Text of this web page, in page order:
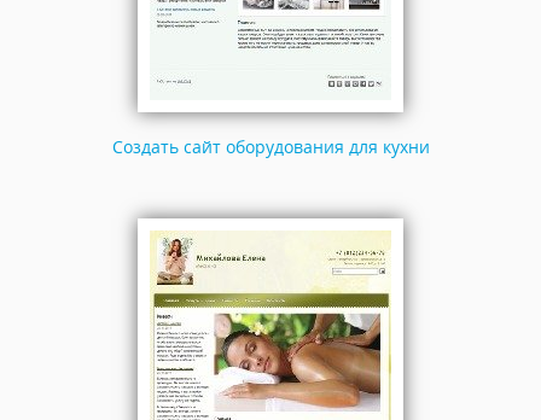
Создать сайт оборудования для кухни